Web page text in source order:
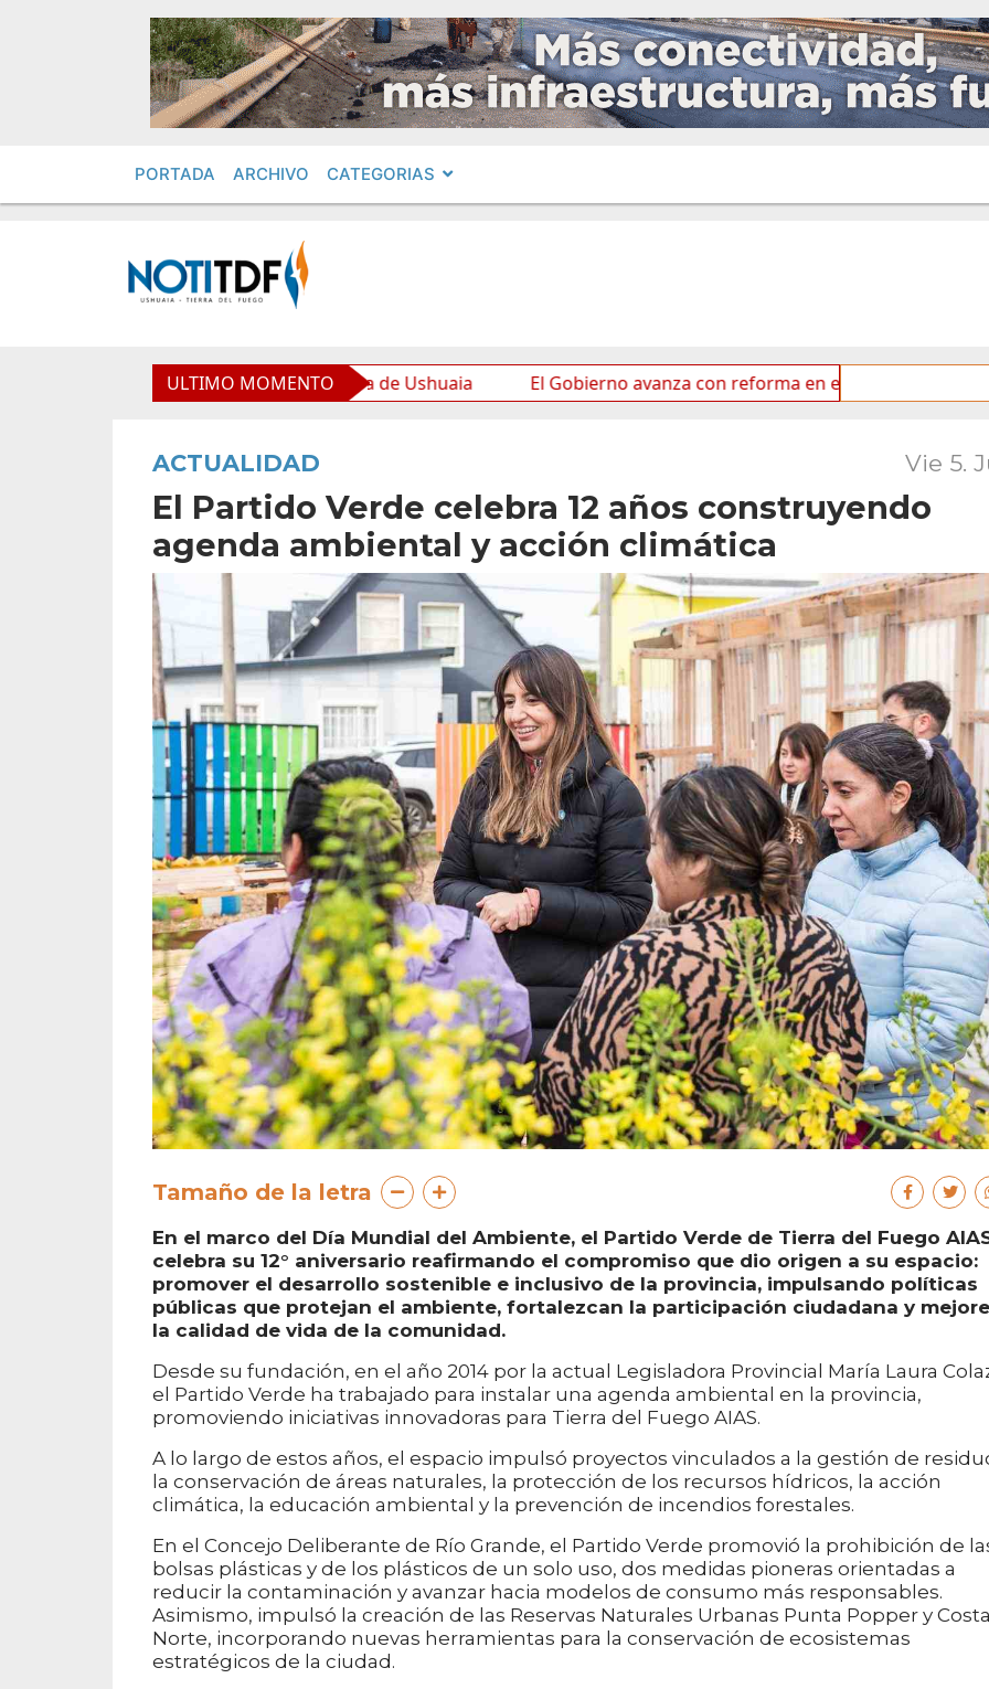
PORTADA ARCHIVO CATEGORIAS
ULTIMO MOMENTO
para la Nueva Usina de Ushuaia El Gobierno avanza con reforma en el Senado
ACTUALIDAD Vie 5.
El Partido Verde celebra 12 años construyendo
agenda ambiental y acción climática
Tamaño de la letra
En el marco del Día Mundial del Ambiente, el Partido Verde de Tierra del Fuego
celebra su 12° aniversario reafirmando el compromiso que dio origen a su espacio:
promover el desarrollo sostenible e inclusivo de la provincia, impulsando políticas
públicas que protejan el ambiente, fortalezcan la participación ciudadana y
la calidad de vida de la comunidad.
Desde su fundación, en el año 2014 por la actual Legisladora Provincial María Laura
el Partido Verde ha trabajado para instalar una agenda ambiental en la provincia,
promoviendo iniciativas innovadoras para Tierra del Fuego AIAS.
A lo largo de estos años, el espacio impulsó proyectos vinculados a la gestión de
la conservación de áreas naturales, la protección de los recursos hídricos, la acción
climática, la educación ambiental y la prevención de incendios forestales.
En el Concejo Deliberante de Río Grande, el Partido Verde promovió la prohibición de
bolsas plásticas y de los plásticos de un solo uso, dos medidas pioneras orientadas a
reducir la contaminación y avanzar hacia modelos de consumo más responsables.
Asimismo, impulsó la creación de las Reservas Naturales Urbanas Punta Popper y
Norte, incorporando nuevas herramientas para la conservación de ecosistemas
estratégicos de la ciudad.